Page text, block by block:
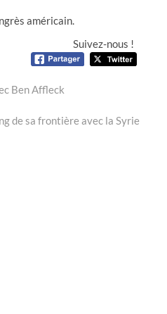
américain.
Suivez-nous !
Ben Affleck
de sa frontière avec la Syrie